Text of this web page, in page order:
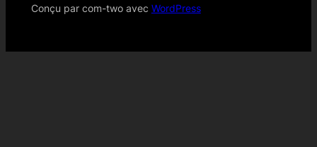
Conçu par com-two avec WordPress